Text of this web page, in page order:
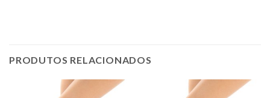
PRODUTOS RELACIONADOS